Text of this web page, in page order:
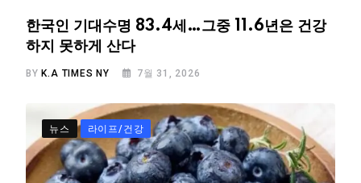
한국인 기대수명 83.4세…그중 11.6년은 건강
하지 못하게 산다
BY K.A TIMES NY 7월 31, 2026
뉴스 라이프/건강